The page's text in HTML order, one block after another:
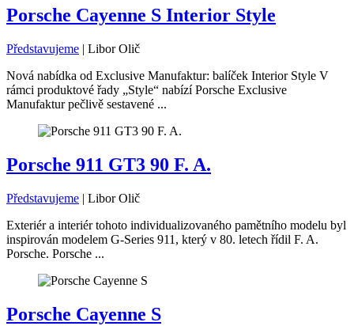
Porsche Cayenne S Interior Style
Představujeme | Libor Olič
Nová nabídka od Exclusive Manufaktur: balíček Interior Style V
rámci produktové řady „Style“ nabízí Porsche Exclusive
Manufaktur pečlivě sestavené ...
Porsche 911 GT3 90 F. A.
Představujeme | Libor Olič
Exteriér a interiér tohoto individualizovaného pamětního modelu byl
inspirován modelem G-Series 911, který v 80. letech řídil F. A.
Porsche. Porsche ...
Porsche Cayenne S